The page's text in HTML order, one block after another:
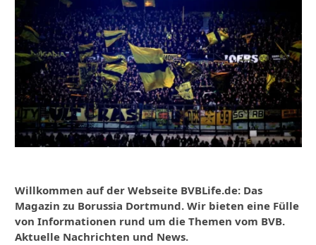
Willkommen auf der Webseite BVBLife.de: Das
Magazin zu Borussia Dortmund. Wir bieten eine Fülle
von Informationen rund um die Themen vom BVB.
Aktuelle Nachrichten und News.